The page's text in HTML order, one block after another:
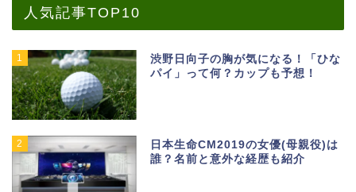
人気記事TOP10
1
渋野日向子の胸が気になる！「ひな
パイ」って何？カップも予想！
2
日本生命CM2019の女優(母親役)は
誰？名前と意外な経歴も紹介